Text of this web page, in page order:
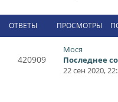
ОТВЕТЫ ПРОСМОТРЫ
420909
Мося
Последнее
22 сен 2020,